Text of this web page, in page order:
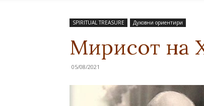
SPIRITUAL TREASURE Духовни ориентири
Мирисот на
05/08/2021